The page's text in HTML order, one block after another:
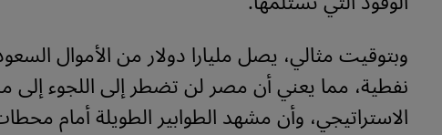
وبتوقيت مثالي، يصل مليارا دولار من الأموال
نفطية، مما يعني أن مصر لن تضطر إلى اللجوء إلى
الاستراتيجي، وأن مشهد الطوابير الطويلة أمام